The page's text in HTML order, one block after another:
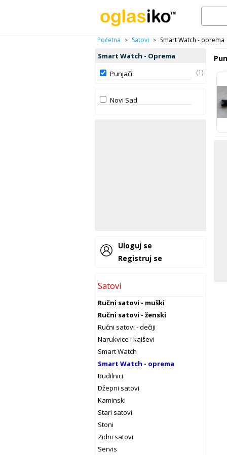
Početna > Satovi > Smart Watch - oprema
Smart Watch - Oprema
Punjači
(1)
Novi Sad
Uloguj se
Registruj se
Satovi
Ručni satovi - muški
Ručni satovi - ženski
Ručni satovi - dečiji
Narukvice i kaiševi
Smart Watch
Smart Watch - oprema
Budilnici
Džepni satovi
Kaminski
Stari satovi
Stoni
Zidni satovi
Servis